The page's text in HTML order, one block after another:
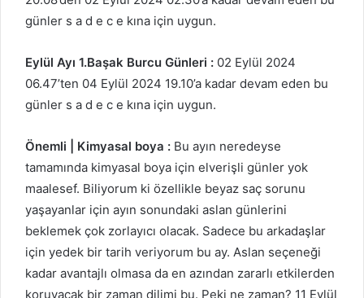
günler s a d e c e kına için uygun.
Eylül Ayı 1.Başak Burcu Günleri : 02 Eylül 2024
06.47’ten 04 Eylül 2024 19.10’a kadar devam eden bu
günler s a d e c e kına için uygun.
Önemli | Kimyasal boya : Bu ayın neredeyse
tamamında kimyasal boya için elverişli günler yok
maalesef. Biliyorum ki özellikle beyaz saç sorunu
yaşayanlar için ayın sonundaki aslan günlerini
beklemek çok zorlayıcı olacak. Sadece bu arkadaşlar
için yedek bir tarih veriyorum bu ay. Aslan seçeneği
kadar avantajlı olmasa da en azından zararlı etkilerden
koruyacak bir zaman dilimi bu. Peki ne zaman? 11 Eylül